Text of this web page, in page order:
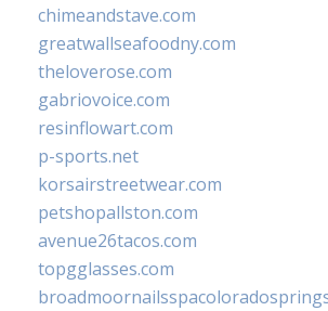
chimeandstave.com
greatwallseafoodny.com
theloverose.com
gabriovoice.com
resinflowart.com
p-sports.net
korsairstreetwear.com
petshopallston.com
avenue26tacos.com
topgglasses.com